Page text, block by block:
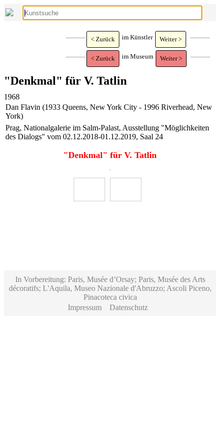
< Zurück im Künstler Weiter >
< Zurück im Museum Weiter >
"Denkmal" für V. Tatlin
1968
Dan Flavin (1933 Queens, New York City - 1996 Riverhead, New
York)
Prag, Nationalgalerie im Salm-Palast, Ausstellung "Möglichkeiten
des Dialogs" vom 02.12.2018-01.12.2019, Saal 24
"Denkmal" für V. Tatlin
In Vorbereitung: Paris, Musée d’Orsay; Paris, Musée des Arts
décoratifs; L'Aquila, Museo Nazionale d'Abruzzo; Ascoli Piceno,
Pinacoteca civica
Impressum
Datenschutz